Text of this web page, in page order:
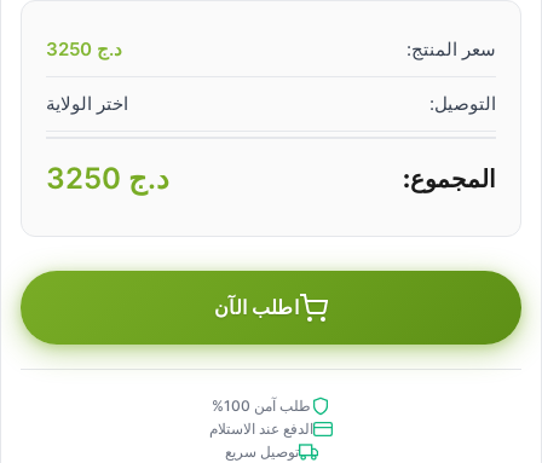
سعر المنتج: د.ج
التوصيل: اختر الولاية
المجموع: د.ج
اطلب الآن
طلب آمن 100%
الدفع عند الاستلام
توصيل سريع